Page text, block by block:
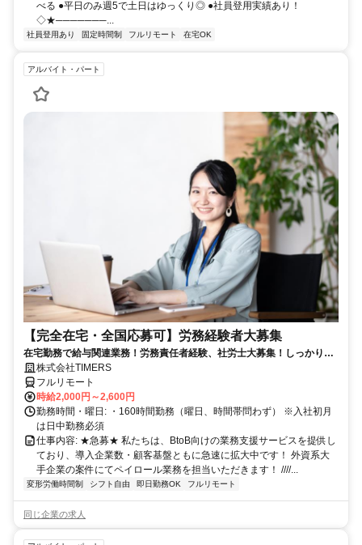
べる ●平日のみ週5で土日はゆっくり◎ ●社員登用実績あり！
◇★───────...
社員登用あり 固定時間制 フルリモート 在宅OK
アルバイト・パート
【完全在宅・全国応募可】労務経験者大募集
在宅勤務で給与関連業務！労務責任者経験、社労士大募集！しっかり稼
ぎたい方、注目！
株式会社TIMERS
フルリモート
時給2,000円～2,600円
勤務時間・曜日: ・160時間勤務（曜日、時間帯問わず） ※入社初月
は日中勤務必須
仕事内容: ★急募★ 私たちは、BtoB向けの業務支援サービスを提供し
ており、導入企業数・顧客基盤ともに急速に拡大中です！ 外資系大
手企業の案件にてペイロール業務を担当いただきます！ ////...
変形労働時間制 シフト自由 即日勤務OK フルリモート
同じ企業の求人